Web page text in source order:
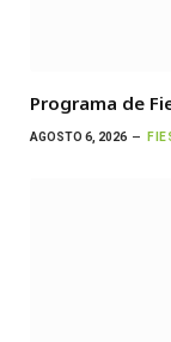
Programa de
AGOSTO 6, 2026